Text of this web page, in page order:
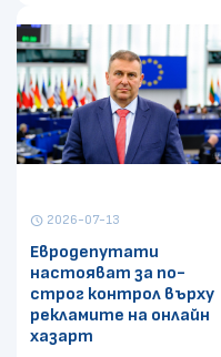
schedule 2026-07-13
Евродепутати
настояват за по-
строг контрол върху
рекламите на онлайн
хазарт